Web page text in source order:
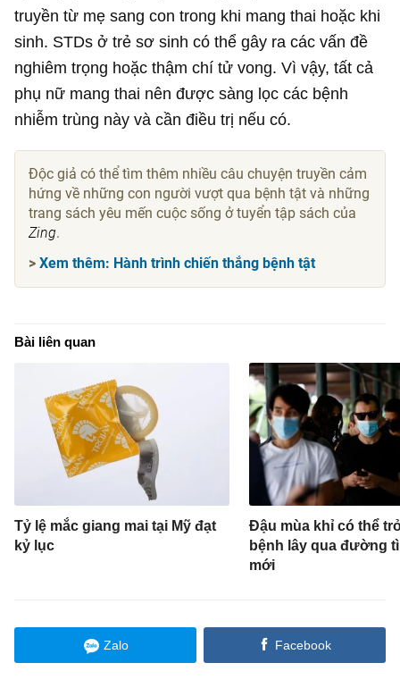
truyền từ mẹ sang con trong khi mang thai hoặc khi
sinh. STDs ở trẻ sơ sinh có thể gây ra các vấn đề
nghiêm trọng hoặc thậm chí tử vong. Vì vậy, tất cả
phụ nữ mang thai nên được sàng lọc các bệnh
nhiễm trùng này và cần điều trị nếu có.
Độc giả có thể tìm thêm nhiều câu chuyện truyền cảm
hứng về những con người vượt qua bệnh tật và những
trang sách yêu mến cuộc sống ở tuyển tập sách của
Zing.
>Xem thêm: Hành trình chiến thắng bệnh tật
Bài liên quan
Tỷ lệ mắc giang mai tại Mỹ đạt
kỷ lục
Đậu mùa khỉ có thể
bệnh lây qua đường
mới
Zalo Facebook